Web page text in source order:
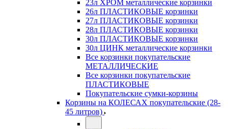
23л ХРОМ металлические корзинки
26л ПЛАСТИКОВЫЕ корзинки
27л ПЛАСТИКОВЫЕ корзинки
28л ПЛАСТИКОВЫЕ корзинки
30л ПЛАСТИКОВЫЕ корзинки
30л ЦИНК металлические корзинки
Все корзинки покупательские
МЕТАЛЛИЧЕСКИЕ
Все корзинки покупательские
ПЛАСТИКОВЫЕ
Покупательские сумки-корзины
Корзины на КОЛЕСАХ покупательские (28-
45 литров)